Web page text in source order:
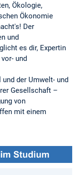
Ökologie,
Ökonomie
Der
und
es dir, Expertin
und
der Umwelt- und
Gesellschaft –
von
mit einem